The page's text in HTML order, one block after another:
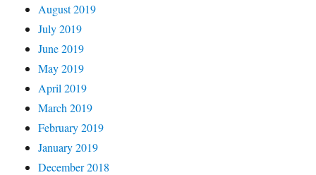
August 2019
July 2019
June 2019
May 2019
April 2019
March 2019
February 2019
January 2019
December 2018